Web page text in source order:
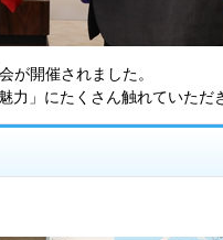
が開催されました。
」にたくさん触れていただ